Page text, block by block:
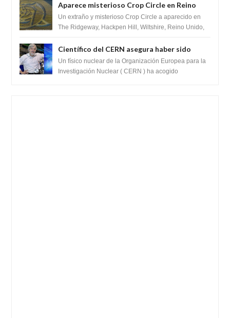
Aparece misterioso Crop Circle en Reino
Unido 23 de junio 2016
Un extraño y misterioso Crop Circle a aparecido en
The Ridgeway, Hackpen Hill, Wiltshire, Reino Unido,
Científico del CERN asegura haber sido
ayudado por seres de luz durante una
prueba del Colisionador de Hadrones
Un físico nuclear de la Organización Europea para la
Investigación Nuclear ( CERN ) ha acogido